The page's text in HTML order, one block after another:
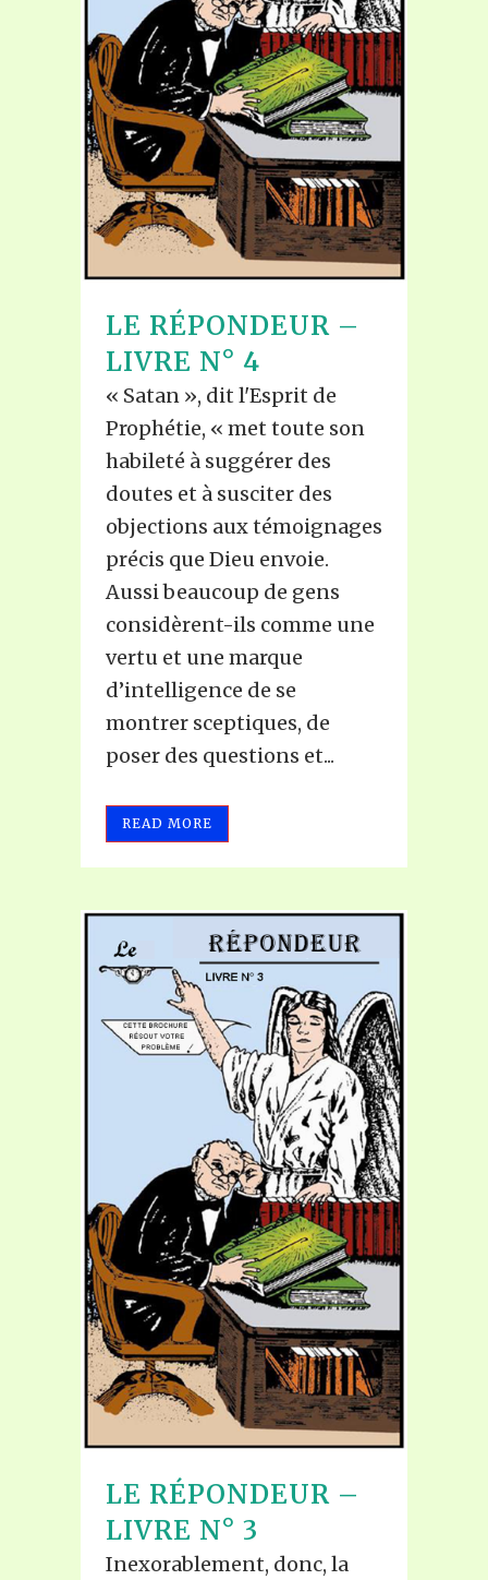
LE RÉPONDEUR –
LIVRE N° 4
« Satan », dit l'Esprit de
Prophétie, « met toute son
habileté à suggérer des
doutes et à susciter des
objections aux témoignages
précis que Dieu envoie.
Aussi beaucoup de gens
considèrent-ils comme une
vertu et une marque
d’intelligence de se
montrer sceptiques, de
poser des questions et...
READ MORE
LE RÉPONDEUR –
LIVRE N° 3
Inexorablement, donc, la